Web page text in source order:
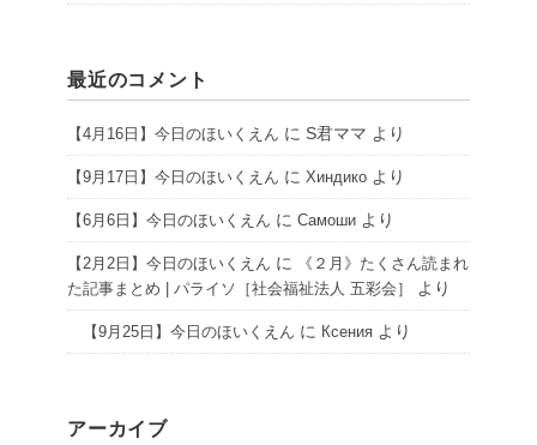
最近のコメント
【4月16日】今日のほいくえん に S君ママ より
【9月17日】今日のほいくえん に Хиндико より
【6月6日】今日のほいくえん に Самоши より
【2月2日】今日のほいくえん に
《２月》たくさん読まれ
た記事まとめ | パライソ［社会福祉法人 五彩会］
より
【9月25日】今日のほいくえん に Ксения より
アーカイブ